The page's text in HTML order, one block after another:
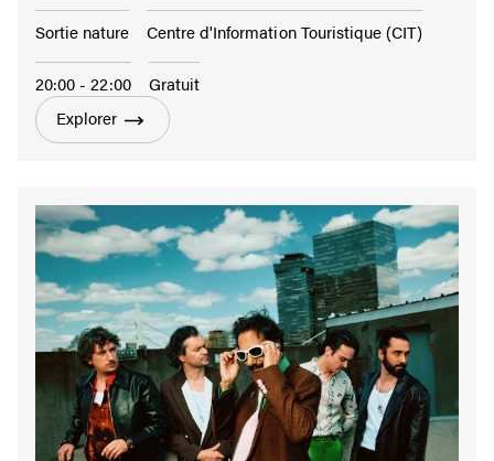
Sortie nature Centre d'Information Touristique (CIT)
20:00 - 22:00
Gratuit
Explorer